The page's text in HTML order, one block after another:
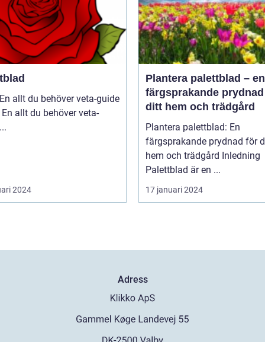
allt du behöver veta-guide
allt du behöver veta-
guide ...
2024
Plantera palettblad – en
färgsprakande
ditt hem och trädgård
Plantera palettblad: En
färgsprakande prydnad för
hem och trädgård Inledning
Palettblad är en ...
17 januari 2024
Adress